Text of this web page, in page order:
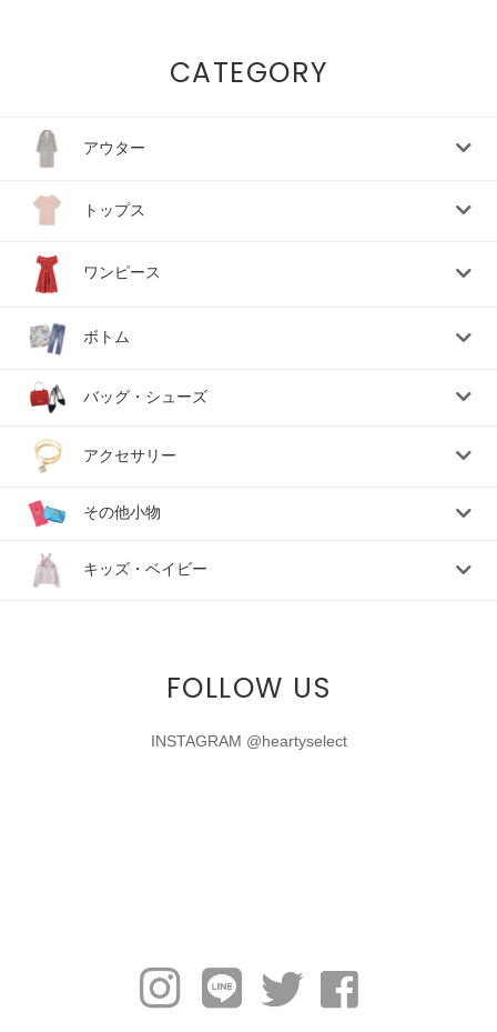
CATEGORY
アウター
トップス
ワンピース
ボトム
バッグ・シューズ
アクセサリー
その他小物
キッズ・ベイビー
FOLLOW US
INSTAGRAM @heartyselect